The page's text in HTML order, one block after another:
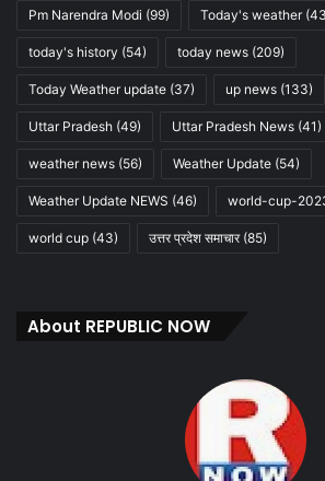
Pm Narendra Modi (99) Today's weather
today's history (54) today news (209)
Today Weather update (37) up news (133)
Uttar Pradesh (49) Uttar Pradesh News (41)
weather news (56) Weather Update (54)
Weather Update NEWS (46) world-cup-
world cup (43) उत्तर प्रदेश समाचार(85)
About REPUBLIC NOW